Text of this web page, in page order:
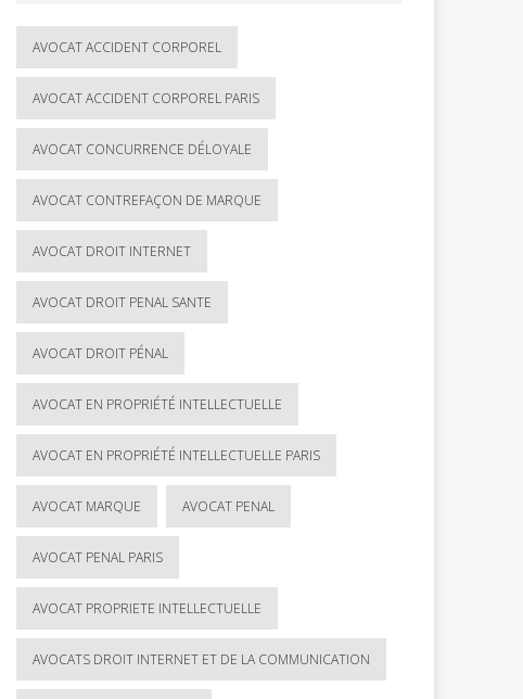
AVOCAT ACCIDENT CORPOREL
AVOCAT ACCIDENT CORPOREL PARIS
AVOCAT CONCURRENCE DÉLOYALE
AVOCAT CONTREFAÇON DE MARQUE
AVOCAT DROIT INTERNET
AVOCAT DROIT PENAL SANTE
AVOCAT DROIT PÉNAL
AVOCAT EN PROPRIÉTÉ INTELLECTUELLE
AVOCAT EN PROPRIÉTÉ INTELLECTUELLE PARIS
AVOCAT MARQUE AVOCAT PENAL
AVOCAT PENAL PARIS
AVOCAT PROPRIETE INTELLECTUELLE
AVOCATS DROIT INTERNET ET DE LA COMMUNICATION